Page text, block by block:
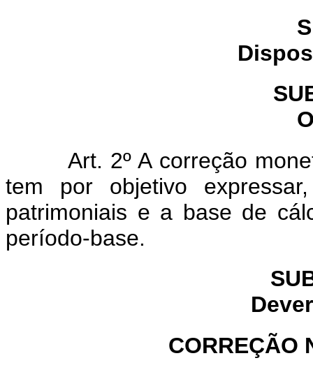
Art. 2º A correção
tem por objetivo
patrimoniais e a base de
período-base.
CORREÇÃO